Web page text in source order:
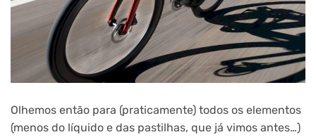
Olhemos então para (praticamente) todos os elementos
(menos do líquido e das pastilhas, que já vimos antes…)